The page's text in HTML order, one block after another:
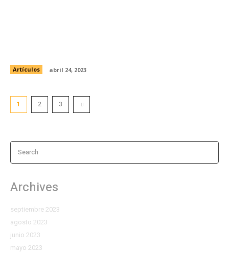
Artículos abril 24, 2023
1 2 3
Search
Archives
septiembre 2023
agosto 2023
junio 2023
mayo 2023